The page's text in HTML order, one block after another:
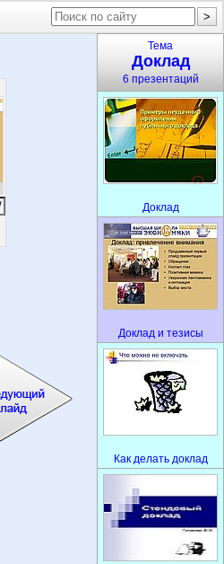
Тема
Доклад
6 презентаций
Доклад
Доклад и тезисы
Как делать доклад